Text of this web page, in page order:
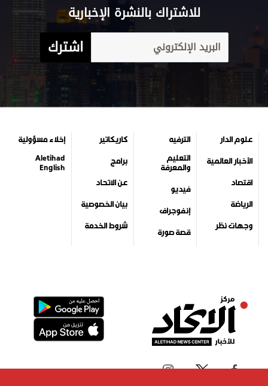
للاشتراك بالنشرة الإخبارية
اشترك
علوم الدار
الأخبار العالمية
اقتصاد
الرياضة
وجهات نظر
الترفيه
التعليم
والمعرفة
فيديو
إنفوجراف
قصة صورة
كاريكاتير
برامج
عن الاتحاد
بيان الخصوصية
شروط الخدمة
إخلاء مسؤولية
Aletihad
English